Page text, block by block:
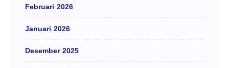
Februari 2026
Januari 2026
Desember 2025